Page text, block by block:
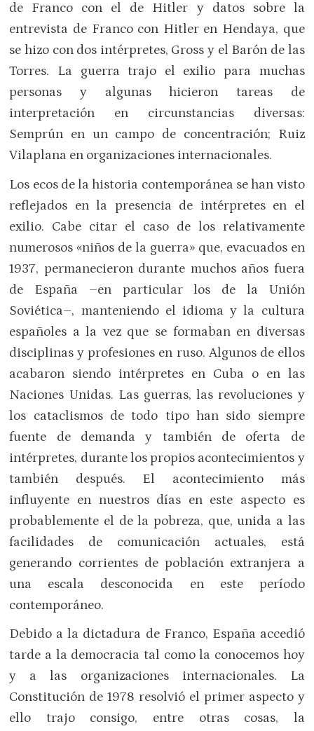
de Franco con el de Hitler y datos sobre la
entrevista de Franco con Hitler en Hendaya, que
se hizo con dos intérpretes, Gross y el Barón de las
Torres. La guerra trajo el exilio para muchas
personas y algunas hicieron tareas de
interpretación en circunstancias diversas:
Semprún en un campo de concentración; Ruiz
Vilaplana en organizaciones internacionales.
Los ecos de la historia contemporánea se han visto
reflejados en la presencia de intérpretes en el
exilio. Cabe citar el caso de los relativamente
numerosos «niños de la guerra» que, evacuados en
1937, permanecieron durante muchos años fuera
de España –en particular los de la Unión
Soviética–, manteniendo el idioma y la cultura
españoles a la vez que se formaban en diversas
disciplinas y profesiones en ruso. Algunos de ellos
acabaron siendo intérpretes en Cuba o en las
Naciones Unidas. Las guerras, las revoluciones y
los cataclismos de todo tipo han sido siempre
fuente de demanda y también de oferta de
intérpretes, durante los propios acontecimientos y
también después. El acontecimiento más
influyente en nuestros días en este aspecto es
probablemente el de la pobreza, que, unida a las
facilidades de comunicación actuales, está
generando corrientes de población extranjera a
una escala desconocida en este período
contemporáneo.
Debido a la dictadura de Franco, España accedió
tarde a la democracia tal como la conocemos hoy
y a las organizaciones internacionales. La
Constitución de 1978 resolvió el primer aspecto y
ello trajo consigo, entre otras cosas, la